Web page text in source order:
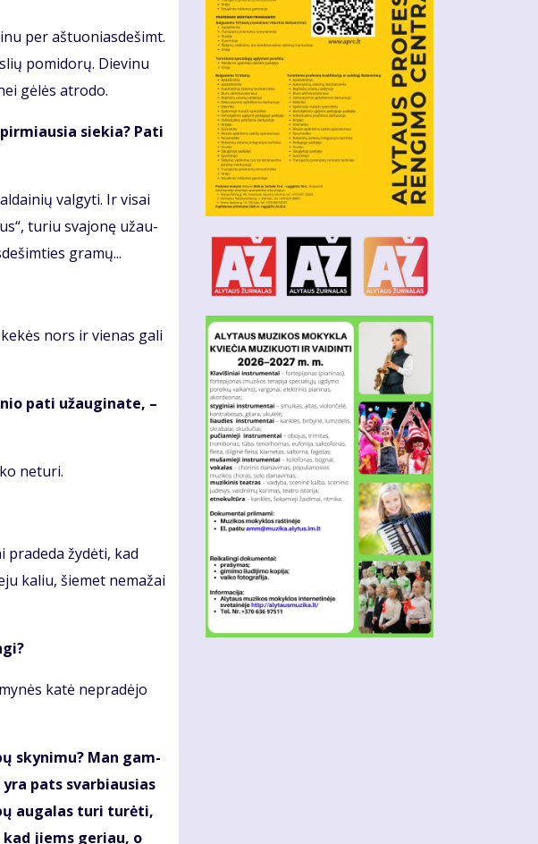
per aš­tuo­nias­de­šimt.
po­mi­do­rų. Die­vi­nu
gė­lės at­ro­do.
sie­kia? Pa­ti
val­gy­ti. Ir vi­sai
tu­riu sva­jo­nę už­au­
gra­mų...
nors ir vie­nas ga­li
pa­ti už­au­gi­na­te, –
ne­tu­ri.
pra­de­da žy­dė­ti, kad
ka­liu, šie­met ne­ma­žai
ka­tė ne­pra­dė­jo
sky­ni­mu? Man gam­
pats svar­biau­sias
au­ga­las tu­ri tu­rė­ti,
jiems ge­riau, o